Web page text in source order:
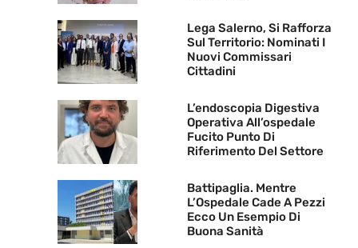
Lega Salerno, Si Rafforza
Sul Territorio: Nominati I
Nuovi Commissari
Cittadini
L’endoscopia Digestiva
Operativa All’ospedale
Fucito Punto Di
Riferimento Del Settore
Battipaglia. Mentre
L’Ospedale Cade A Pezzi
Ecco Un Esempio Di
Buona Sanità